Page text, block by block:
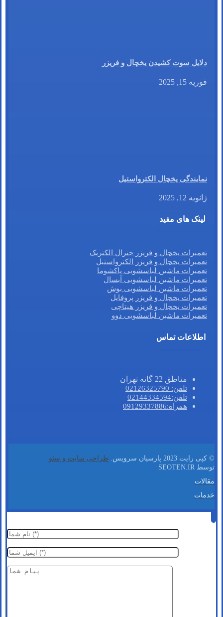
دلایل سوت کشیدن یخچال و فریزر
فوریه 15, 2025
نمایندگی یخچال الکترواستیل
ژانویه 12, 2025
لینک های مفید
تعمیرات یخچال و فریزر جنرال الکتریک
تعمیرات یخچال و فریزر الکترواستیل
تعمیرات ماشین لباسشویی پاکشوما
تعمیرات ماشین لباسشویی آبسال
تعمیرات ماشین لباسشویی بوش
تعمیرات یخچال و فریزر پروفایل
تعمیرات یخچال و فریزر هیتاچی
تعمیرات ماشین لباسشویی دوو
اطلاعات تماس
مناطق 22 گانه تهران
تلفن: 02126325790
تلفن:02144334594
همراه:09129337886
© کپی رایت 2023 پارسیان سرویس.
طراحی سایت و سئو
توسط SEOTEN.IR
مقالات
خدمات